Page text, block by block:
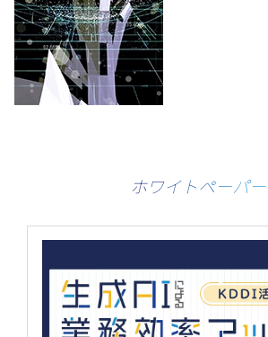
ホワイトペーパー